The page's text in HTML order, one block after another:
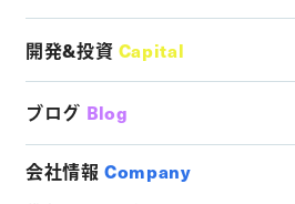
開発&投資 Capital
ブログ Blog
会社情報 Company